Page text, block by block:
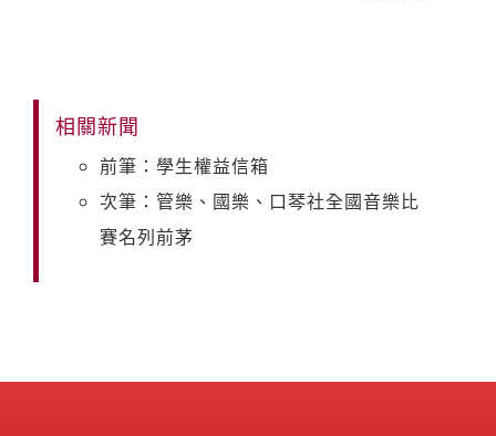
相關新聞
前筆：學生權益信箱
次筆：管樂、國樂、口琴社全國音樂比
賽名列前茅